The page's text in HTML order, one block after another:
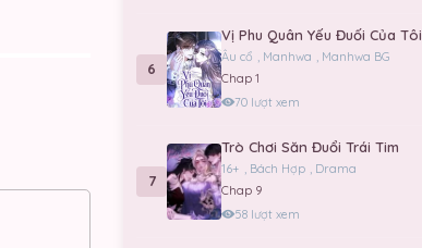
6
Vị Phu Quân Yếu Đuối Của Tôi
Âu cổ , Manhwa , Manhwa BG
Chap 1
70 lượt xem
7
Trò Chơi Săn Đuổi Trái Tim
16+ , Bách Hợp , Drama
Chap 9
58 lượt xem